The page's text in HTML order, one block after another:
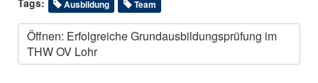
Tags:
Ausbildung Team
Öffnen: Erfolgreiche Grundausbildungsprüfung im
THW OV Lohr